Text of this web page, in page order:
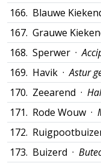
166. Blauwe
167. Grauwe
168. Sperwer ·
169. Havik ·Astur
170. Zeearend ·
171. Rode Wouw ·
172.
173. Buizerd ·